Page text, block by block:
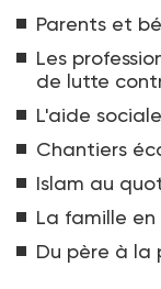
Parents et
Les
de lutte
L'aide
Chantiers
Islam au
La famille
Du père à la